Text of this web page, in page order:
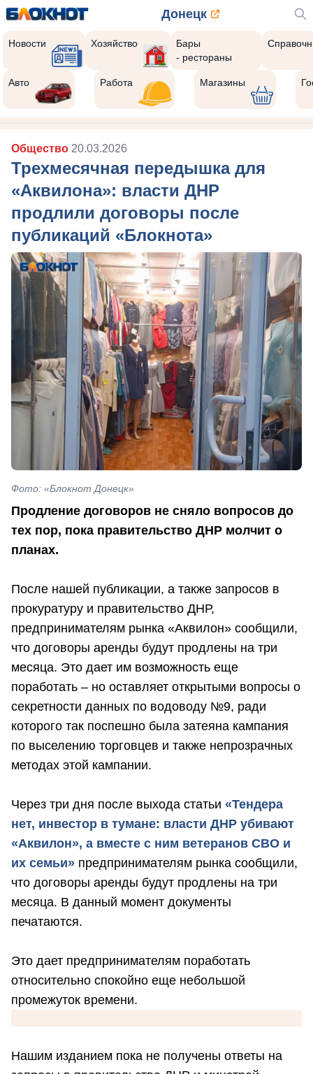
Донецк
Новости Хозяйство
Бары
- рестораны
Авто Работа Магазины
Общество 20.03.2026
Трехмесячная передышка для
«Аквилона»: власти ДНР
продлили договоры после
публикаций «Блокнота»
Фото: «Блокнот Донецк»
Продление договоров не сняло вопросов до
тех пор, пока правительство ДНР молчит о
планах.
После нашей публикации, а также запросов в
прокуратуру и правительство ДНР,
предпринимателям рынка «Аквилон» сообщили,
что договоры аренды будут продлены на три
месяца. Это дает им возможность еще
поработать – но оставляет открытыми вопросы о
секретности данных по водоводу №9, ради
которого так поспешно была затеяна кампания
по выселению торговцев и также непрозрачных
методах этой кампании.
Через три дня после выхода статьи «Тендера
нет, инвестор в тумане: власти ДНР убивают
«Аквилон», а вместе с ним ветеранов СВО и
их семьи» предпринимателям рынка сообщили,
что договоры аренды будут продлены на три
месяца. В данный момент документы
печатаются.
Это дает предпринимателям поработать
относительно спокойно еще небольшой
промежуток времени.
Нашим изданием пока не получены ответы на